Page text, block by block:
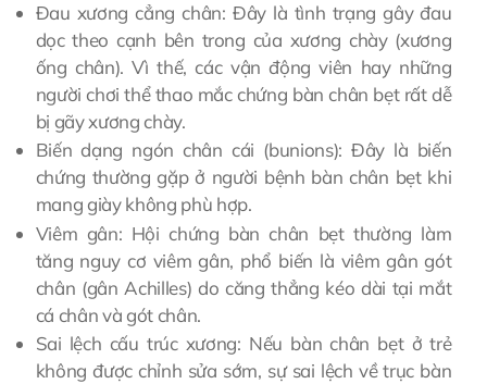
Đau xương cẳng chân: Đây là tình trạng gây đau
dọc theo cạnh bên trong của xương chày (xương
ống chân). Vì thế, các vận động viên hay những
người chơi thể thao mắc chứng bàn chân bẹt rất dễ
bị gãy xương chày.
Biến dạng ngón chân cái (bunions): Đây là biến
chứng thường gặp ở người bệnh bàn chân bẹt khi
mang giày không phù hợp.
Viêm gân: Hội chứng bàn chân bẹt thường làm
tăng nguy cơ viêm gân, phổ biến là viêm gân gót
chân (gân Achilles) do căng thẳng kéo dài tại mắt
cá chân và gót chân.
Sai lệch cấu trúc xương: Nếu bàn chân bẹt ở trẻ
không được chỉnh sửa sớm, sự sai lệch về trục bàn